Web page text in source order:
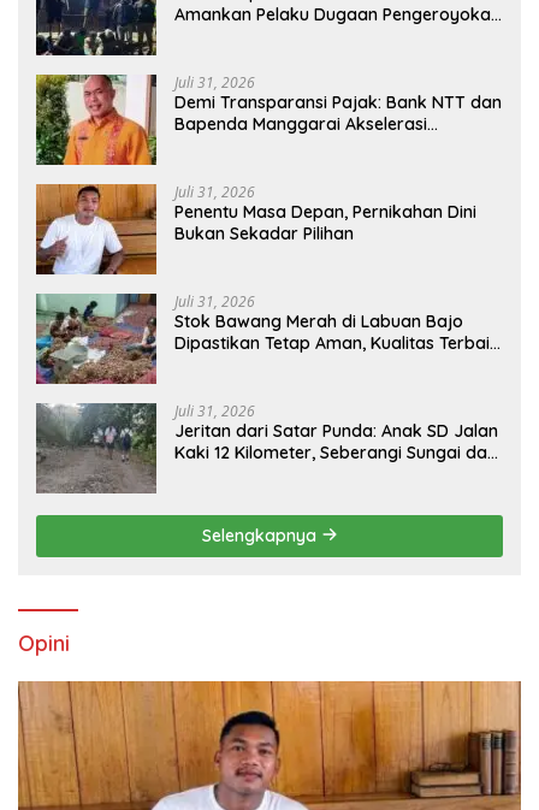
Amankan Pelaku Dugaan Pengeroyokan
Juli 31, 2026
​Demi Transparansi Pajak: Bank NTT dan
Bapenda Manggarai Akselerasi
Juli 31, 2026
Penentu Masa Depan, Pernikahan Dini
Bukan Sekadar Pilihan
Juli 31, 2026
Stok Bawang Merah di Labuan Bajo
Dipastikan Tetap Aman, Kualitas Terbaik
Juli 31, 2026
Jeritan dari Satar Punda: Anak SD Jalan
Kaki 12 Kilometer, Seberangi Sungai dan
Selengkapnya
Opini